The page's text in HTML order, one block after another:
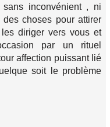
inconvénient , ni
choses pour attirer
diriger vers vous et
par un rituel
affection puissant lié
soit le problème